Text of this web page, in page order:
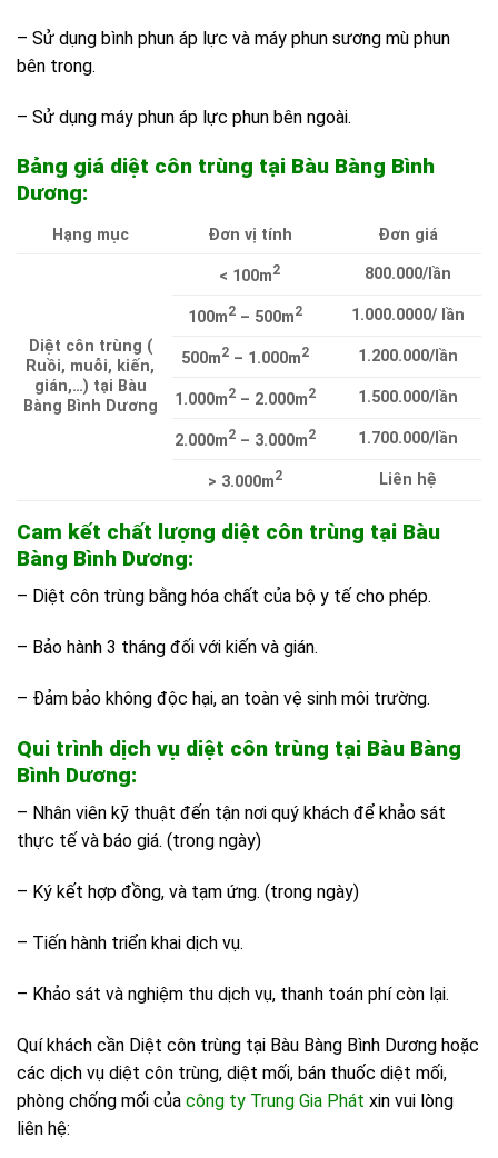
– Sử dụng bình phun áp lực và máy phun sương mù phun
bên trong.
– Sử dụng máy phun áp lực phun bên ngoài.
Bảng giá diệt côn trùng tại Bàu Bàng Bình
Dương:
Hạng mục Đơn vị tính Đơn giá
Diệt côn trùng (
Ruồi, muỗi, kiến,
gián,…) tại Bàu
Bàng Bình Dương
< 100m2 800.000/lần
100m2 – 500m2 1.000.0000/ lần
500m2 – 1.000m2 1.200.000/lần
1.000m2 – 2.000m2 1.500.000/lần
2.000m2 – 3.000m2 1.700.000/lần
> 3.000m2 Liên hệ
Cam kết chất lượng diệt côn trùng tại Bàu
Bàng Bình Dương:
– Diệt côn trùng bằng hóa chất của bộ y tế cho phép.
– Bảo hành 3 tháng đối với kiến và gián.
– Đảm bảo không độc hại, an toàn vệ sinh môi trường.
Qui trình dịch vụ diệt côn trùng tại Bàu Bàng
Bình Dương:
– Nhân viên kỹ thuật đến tận nơi quý khách để khảo sát
thực tế và báo giá. (trong ngày)
– Ký kết hợp đồng, và tạm ứng. (trong ngày)
– Tiến hành triển khai dịch vụ.
– Khảo sát và nghiệm thu dịch vụ, thanh toán phí còn lại.
Quí khách cần Diệt côn trùng tại Bàu Bàng Bình Dương hoặc
các dịch vụ diệt côn trùng, diệt mối, bán thuốc diệt mối,
phòng chống mối của công ty Trung Gia Phát xin vui lòng
liên hệ: